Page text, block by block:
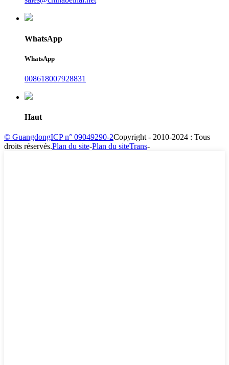
WhatsApp
WhatsApp
008618007928831
Haut
© GuangdongICP n° 09049290-2Copyright - 2010-2024 : Tous
droits réservés.Plan du site-Plan du siteTrans-